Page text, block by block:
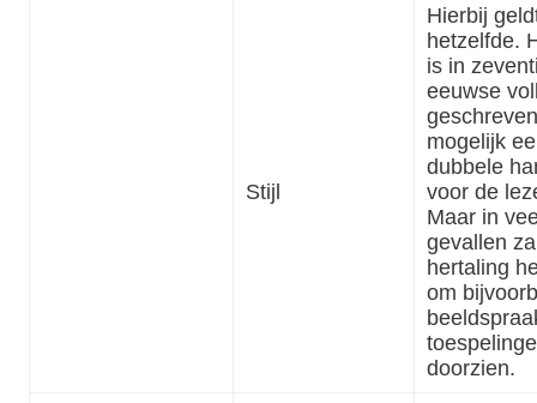
Stijl
Hierbij
hetzelfde.
is in
eeuwse
mogelijk
dubbele
voor de
Maar in
gevallen
hertaling
om
doorzien.